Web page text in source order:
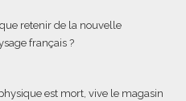
retenir de la nouvelle
français ?
est mort, vive le magasin